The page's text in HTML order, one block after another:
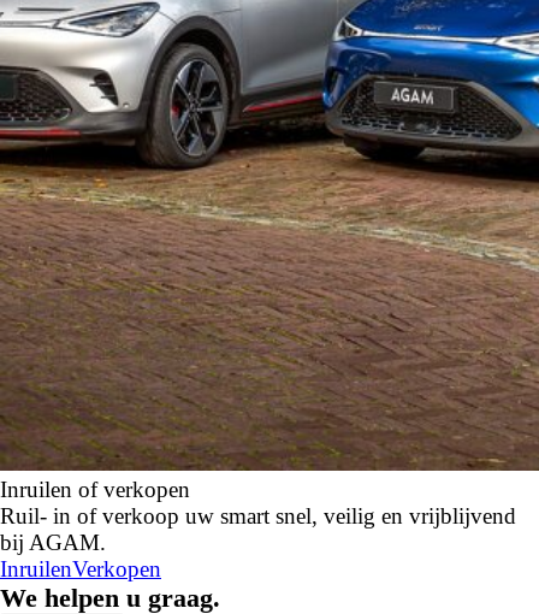
Inruilen of verkopen
Ruil- in of verkoop uw smart snel, veilig en vrijblijvend
bij AGAM.
InruilenVerkopen
We helpen u graag.